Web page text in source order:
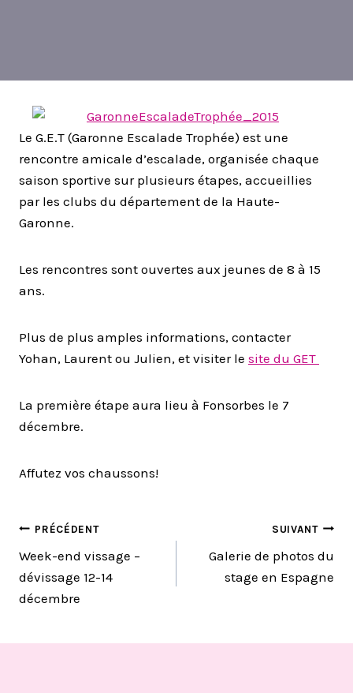
Le G.E.T (Garonne Escalade Trophée) est une
rencontre amicale d’escalade, organisée chaque
saison sportive sur plusieurs étapes, accueillies
par les clubs du département de la Haute-
Garonne.
Les rencontres sont ouvertes aux jeunes de 8 à 15
ans.
Plus de plus amples informations, contacter
Yohan, Laurent ou Julien, et visiter le site du GET
La première étape aura lieu à Fonsorbes le 7
décembre.
Affutez vos chaussons!
NAVIGATION
DE
L’ARTICLE
PRÉCÉDENT
Week-end vissage –
dévissage 12-14
décembre
SUIVANT
Galerie de photos du
stage en Espagne